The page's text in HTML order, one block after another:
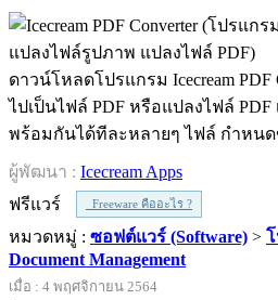
ดาวน์โหลดโปรแกรม Icecream
ไปเป็นไฟล์ PDF หรือแปลงไฟล์
พร้อมกันได้ทีละหลายๆ ไฟล์ กำหนด
ผู้พัฒนา : Icecream Apps
ฟรีแวร์
Freeware คืออะไร ?
หมวดหมู่ : ซอฟต์แวร์ (Software) >
Document Management
เมื่อ : 4 พฤศจิกายน 2564